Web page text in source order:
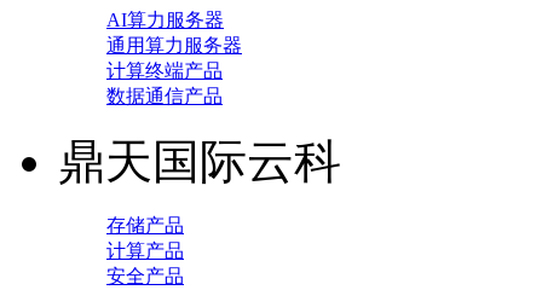
AI算力服务器
通用算力服务器
计算终端产品
数据通信产品
鼎天国际云科
存储产品
计算产品
安全产品